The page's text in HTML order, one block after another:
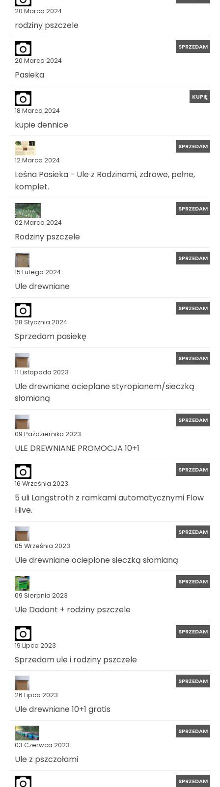
20 Marca 2024
rodziny pszczele
20 Marca 2024
SPRZEDAM
Pasieka
18 Marca 2024
KUPIĘ
kupie dennice
12 Marca 2024
SPRZEDAM
Leśna Pasieka - Ule z Rodzinami, zdrowe, pełne,
komplet.
02 Marca 2024
SPRZEDAM
Rodziny pszczele
15 Lutego 2024
SPRZEDAM
Ule drewniane
28 Stycznia 2024
SPRZEDAM
Sprzedam pasiekę
11 Listopada 2023
SPRZEDAM
Ule drewniane ocieplane styropianem/sieczką
słomianą
09 Października 2023
SPRZEDAM
ULE DREWNIANE PROMOCJA 10+1
16 Września 2023
SPRZEDAM
5 uli Langstroth z ramkami automatycznymi Flow
Hive.
05 Września 2023
SPRZEDAM
Ule drewniane ocieplone sieczką słomianą
09 Sierpnia 2023
SPRZEDAM
Ule Dadant + rodziny pszczele
19 Lipca 2023
SPRZEDAM
Sprzedam ule i rodziny pszczele
26 Lipca 2023
SPRZEDAM
Ule drewniane 10+1 gratis
03 Czerwca 2023
SPRZEDAM
Ule z pszczołami
SPRZEDAM